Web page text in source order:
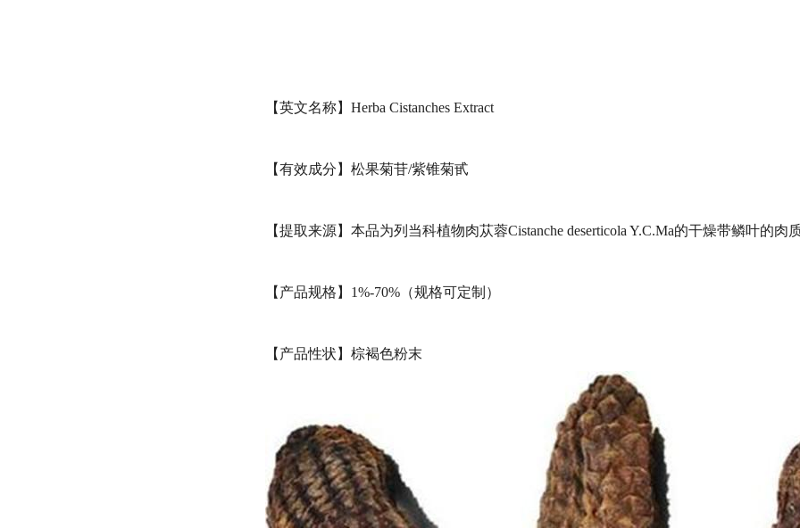
【英文名称】Herba Cistanches Extract
【有效成分】松果菊苷/紫锥菊甙
【提取来源】本品为列当科植物肉苁蓉Cistanche deserticola Y.C.Ma的干燥带鳞叶的肉
【产品规格】1%-70%（规格可定制）
【产品性状】棕褐色粉末